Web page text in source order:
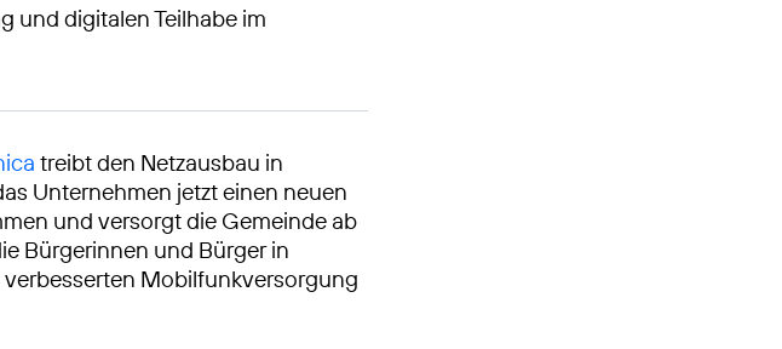
und digitalen Teilhabe im
treibt den Netzausbau in
Unternehmen jetzt einen neuen
und versorgt die Gemeinde ab
Bürgerinnen und Bürger in
Mobilfunkversorgung